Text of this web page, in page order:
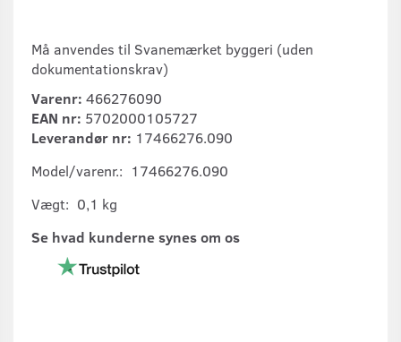
Må anvendes til Svanemærket byggeri (uden
dokumentationskrav)
Varenr: 466276090
EAN nr: 5702000105727
Leverandør nr: 17466276.090
Model/varenr.: 17466276.090
Vægt: 0,1 kg
Se hvad kunderne synes om os